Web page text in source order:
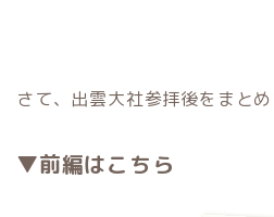
さて、出雲大社参拝後をまと
▼前編はこちら